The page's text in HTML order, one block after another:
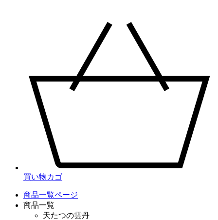
買い物カゴ
商品一覧ページ
商品一覧
天たつの雲丹